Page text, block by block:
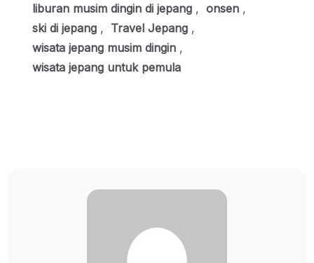
liburan musim dingin di jepang , onsen ,
ski di jepang , Travel Jepang ,
wisata jepang musim dingin ,
wisata jepang untuk pemula